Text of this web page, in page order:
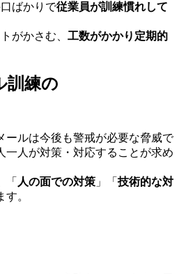
ばかりで従業員が訓練慣れして
がかさむ、 工数がかかり定期的
訓練の
ールは今後も警戒が必要な脅威で
一人が対策・対応することが求め
「 人の面での対策 」「 技術的な対
。